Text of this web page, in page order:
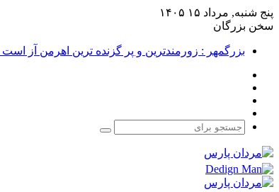
پنج شنبه, مرداد ۱۵ ۱۴۰۵
سخن بزرگان
بزرگمهر : زورمندترین و پر گزنده ترین اهرمن آز
جستجو